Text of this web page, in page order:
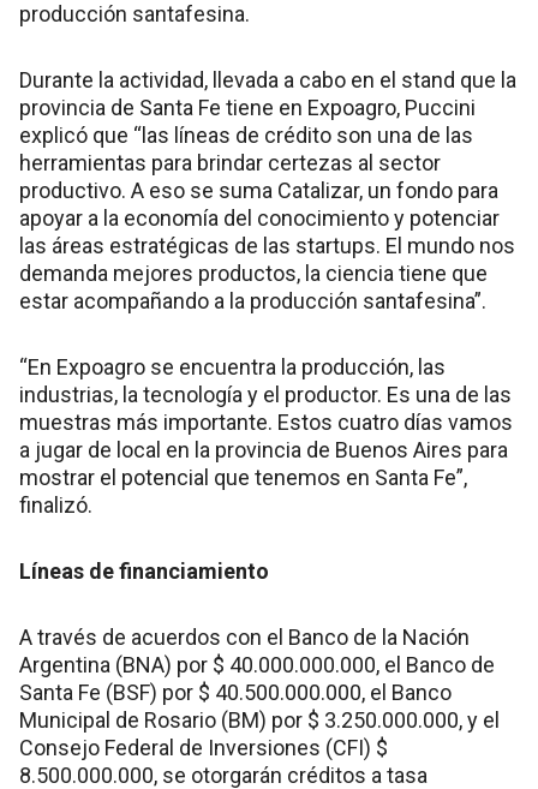
producción santafesina.
Durante la actividad, llevada a cabo en el stand que la
provincia de Santa Fe tiene en Expoagro, Puccini
explicó que “las líneas de crédito son una de las
herramientas para brindar certezas al sector
productivo. A eso se suma Catalizar, un fondo para
apoyar a la economía del conocimiento y potenciar
las áreas estratégicas de las startups. El mundo nos
demanda mejores productos, la ciencia tiene que
estar acompañando a la producción santafesina”.
“En Expoagro se encuentra la producción, las
industrias, la tecnología y el productor. Es una de las
muestras más importante. Estos cuatro días vamos
a jugar de local en la provincia de Buenos Aires para
mostrar el potencial que tenemos en Santa Fe”,
finalizó.
Líneas de financiamiento
A través de acuerdos con el Banco de la Nación
Argentina (BNA) por $ 40.000.000.000, el Banco de
Santa Fe (BSF) por $ 40.500.000.000, el Banco
Municipal de Rosario (BM) por $ 3.250.000.000, y el
Consejo Federal de Inversiones (CFI) $
8.500.000.000, se otorgarán créditos a tasa